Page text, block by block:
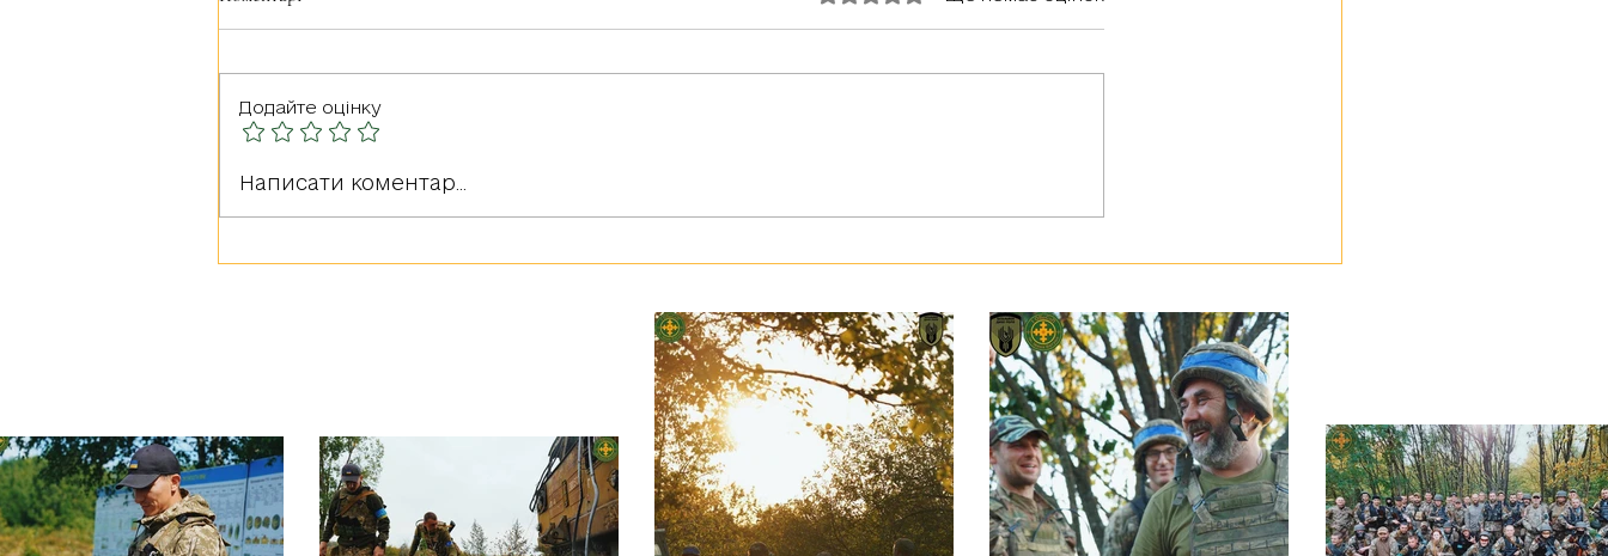
Герої серед нас: РУДА
Додайте оцінку
Написати коментар...